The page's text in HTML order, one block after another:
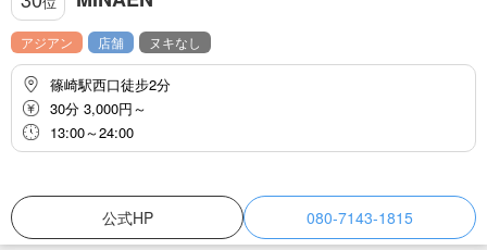
アジアン 店舗 ヌキなし
篠崎駅西口徒步2分
30分 3,000円～
13:00～24:00
公式HP 080-7143-1815